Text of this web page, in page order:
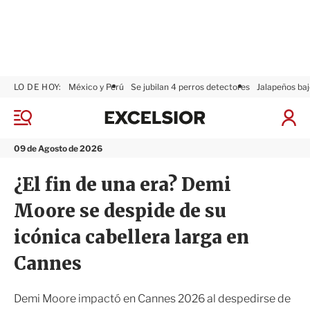
M
n
09 de Agosto de 2026
LO DE HOY: México y Perú Se jubilan 4 perros detectores Jalapeños
I
x
i
r
¿El fin de una era? Demi
Moore se despide de su
icónica cabellera larga en
Cannes
Demi Moore impactó en Cannes 2026 al despedirse de